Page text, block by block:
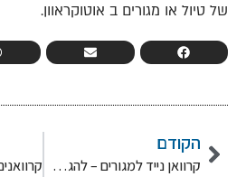
של טיול או מגורים ב אוטוקראוון.
הקודם
קרוואן נייד למגורים – להגשים את החלום